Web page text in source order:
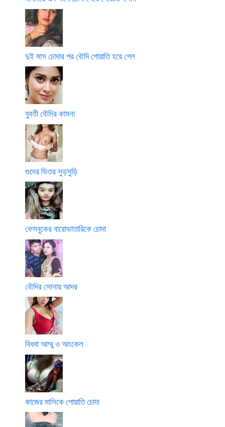
দুই মাস চোদার পর বৌদি পোয়াতি হয়ে গেল
যুবতী বৌদির কামনা
গুদের ভিতর সুড়সুড়ি
ফেসবুকের বারোভাতারিকে চোদা
বৌদির সোনায় আদর
বিধবা আম্মু ও আংকেল
কাজের মাসিকে পোয়াতি চোদা